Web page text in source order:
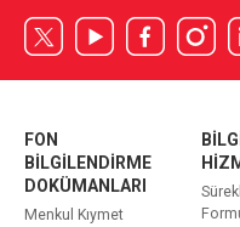
FON
BİLGİLENDİRME
DOKÜMANLARI
Menkul Kıymet